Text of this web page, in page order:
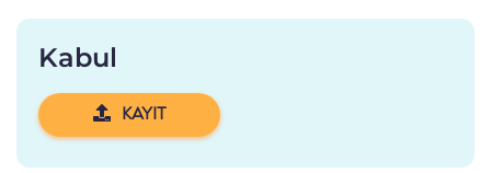
Kabul
KAYIT